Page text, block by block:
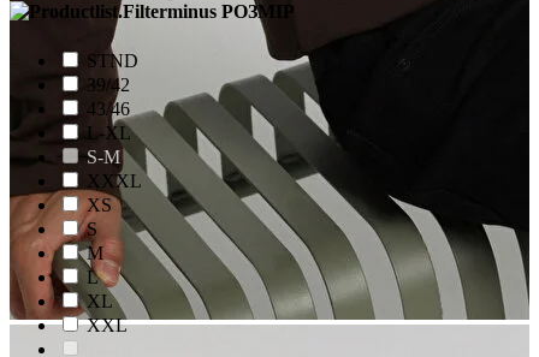
РОЗМІР
STND
39/42
43/46
L-XL
S-M
XXXL
XS
S
M
L
XL
XXL